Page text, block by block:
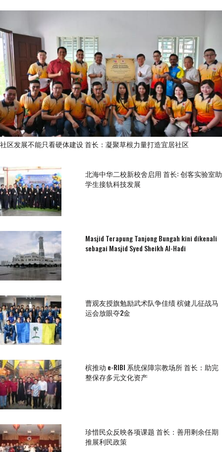
社区发展不能只看硬体建设 首长：凝聚草根力量打造宜居社区
北海中华二校新校舍启用 首长: 创客实验室助
学生接轨科技发展
Masjid Terapung Tanjong Bungah kini dikenali
sebagai Masjid Syed Sheikh Al-Hadi
曹观友授旗勉励武术队争佳绩 槟健儿征战马
运会放眼夺2金
槟推动 e-RIBI 系统保障宗教场所 首长：助完
整保存多元文化资产
珍惜民众反映各项课题 首长：善用剩余任期
推展利民政策